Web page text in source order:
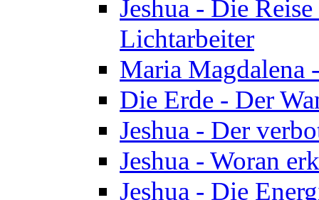
Jeshua - Die
Lichtarbeiter
Maria Magdalena
Die Erde - Der
Jeshua - Der
Jeshua - Woran
Jeshua - Die